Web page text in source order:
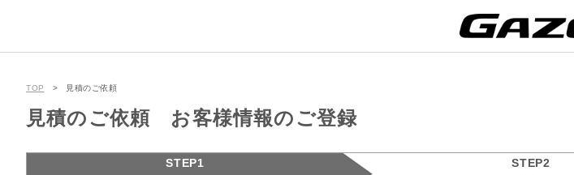
TOP 見積のご依頼
見積のご依頼 お客様情報のご登録
STEP1
STEP2